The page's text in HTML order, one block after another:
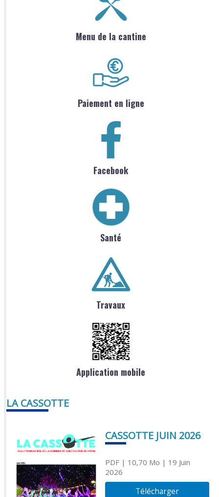
Menu de la cantine
Paiement en ligne
Facebook
Santé
Travaux
Application mobile
LA CASSOTTE
CASSOTTE JUIN 2026
PDF| 10,70 Mo | 19 Juin
2026
Télécharger